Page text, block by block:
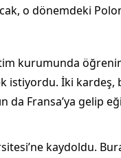
o dönemdeki
kurumunda
istiyordu. İki
da Fransa’ya gelip
kaydoldu.